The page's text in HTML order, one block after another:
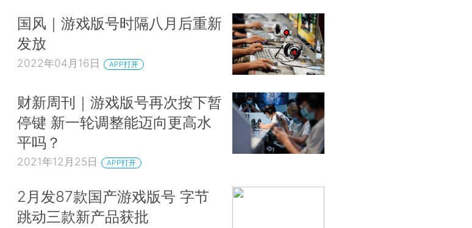
国风｜游戏版号时隔八月后重新
发放
2022年04月16日 APP打开
财新周刊｜游戏版号再次按下暂
停键 新一轮调整能迈向更高水
平吗？
2021年12月25日 APP打开
2月发87款国产游戏版号 字节
跳动三款新产品获批